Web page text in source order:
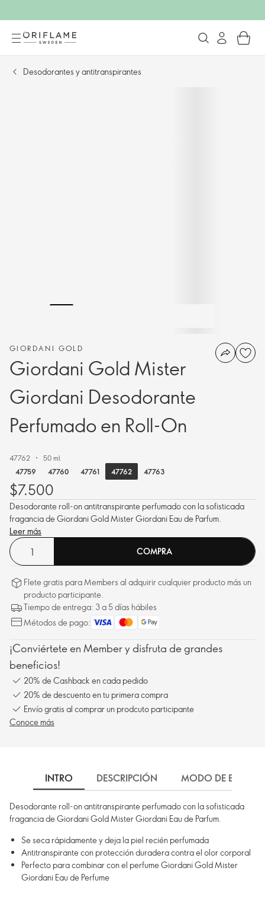
Desodorantes y antitranspirantes
GIORDANI GOLD
Giordani Gold Mister
Giordani Desodorante
Perfumado en Roll-On
47762
50 ml.
47759
47760 47761 47762 47763
$7.500
Desodorante roll-on antitranspirante perfumado con la sofisticada
fragancia de Giordani Gold Mister Giordani Eau de Parfum.
Leer más
COMPRA
Flete gratis para Members al adquirir cualquier producto más un
producto participante.
Tiempo de entrega: 3 a 5 días hábiles
Métodos de pago:
¡Conviértete en Member y disfruta de grandes
beneficios!
20% de Cashback en cada pedido
20% de descuento en tu primera compra
Envío gratis al comprar un prodcuto participante
Conoce más
INTRO DESCRIPCIÓN MODO DE EMPLEO
Desodorante roll-on antitranspirante perfumado con la sofisticada
fragancia de Giordani Gold Mister Giordani Eau de Parfum.
Se seca rápidamente y deja la piel recién perfumada
Antitranspirante con protección duradera contra el olor corporal
Perfecto para combinar con el perfume Giordani Gold Mister
Giordani Eau de Perfume